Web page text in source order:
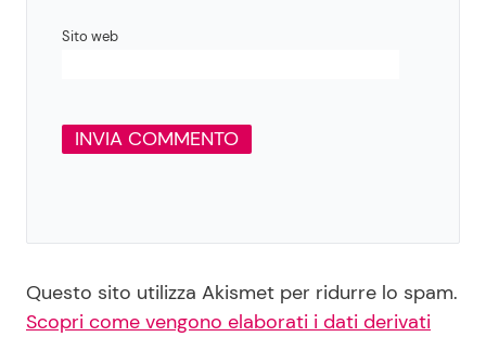
Sito web
Questo sito utilizza Akismet per ridurre lo spam.
Scopri come vengono elaborati i dati derivati